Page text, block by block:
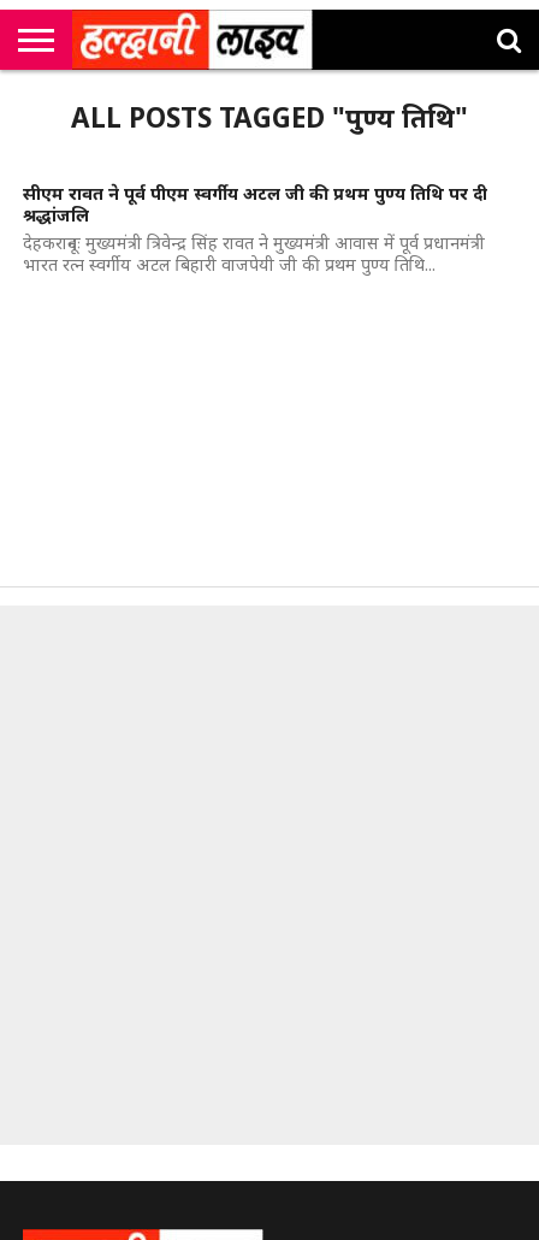
कॉर्नर
उत्तराखंड
न्यूज़
मनोरंजन
सम्पादकीय
अलर्ट्स
ALL POSTS TAGGED "पुण्य तिथि"
सीएम रावत ने पूर्व पीएम स्वर्गीय अटल जी की प्रथम पुण्य तिथि पर दी
श्रद्धांजलि
देहकरादूनः मुख्यमंत्री त्रिवेन्द्र सिंह रावत ने मुख्यमंत्री आवास में पूर्व प्रधानमंत्री
भारत रत्न स्वर्गीय अटल बिहारी वाजपेयी जी की प्रथम पुण्य तिथि...